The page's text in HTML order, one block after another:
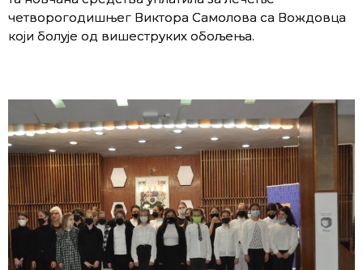
четворогодишњег Виктора Самолова са Вождовца
који болује од вишеструких обољења.